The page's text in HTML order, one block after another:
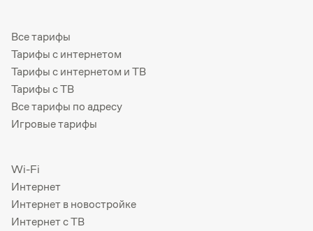
Все тарифы
Тарифы с интернетом
Тарифы с интернетом и ТВ
Тарифы с ТВ
Все тарифы по адресу
Игровые тарифы
Wi-Fi
Интернет
Интернет в новостройке
Интернет с ТВ